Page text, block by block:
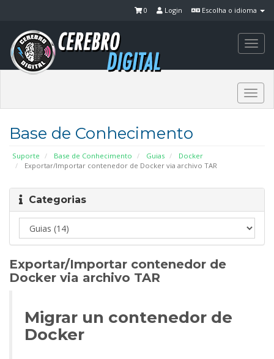
Escolha o idioma
Login
0
Base de Conhecimento
Suporte Base de Conhecimento Guias
Docker
Exportar/Importar contenedor de Docker via archivo TAR
Categorias
Exportar/Importar contenedor de
Docker via archivo TAR
Migrar un contenedor de
Docker